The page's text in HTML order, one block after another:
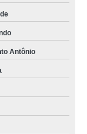
Antônio